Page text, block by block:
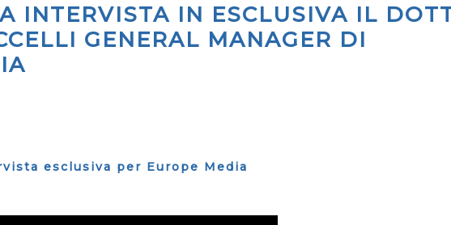
INTERVISTA IN ESCLUSIVA IL
GENERAL MANAGER DI
esclusiva per Europe Media